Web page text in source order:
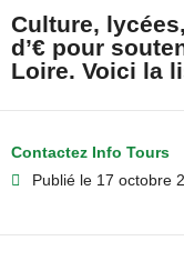
Culture,
d’€ pour
Loire. Voici la
Contactez Info Tours
Publié le 17 octobre